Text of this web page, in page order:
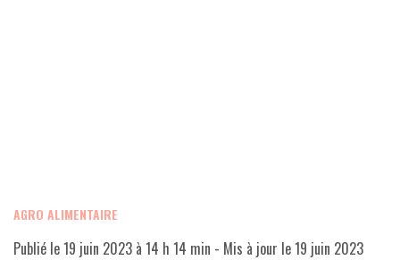
AGRO ALIMENTAIRE
Publié le19 juin 2023 à 14 h 14 min - Mis à jour le19 juin 2023